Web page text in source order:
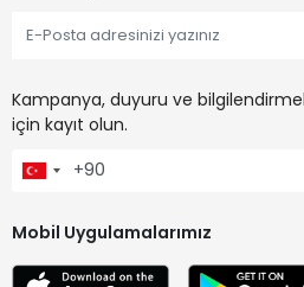
Kampanya, duyuru ve
için kayıt olun.
Mobil Uygulamalarımız